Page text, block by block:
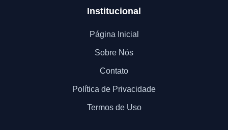
Institucional
Página Inicial
Sobre Nós
Contato
Política de Privacidade
Termos de Uso